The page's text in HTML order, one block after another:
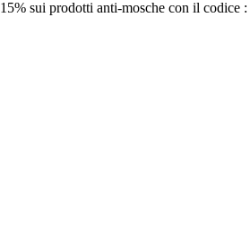
15% sui prodotti anti-mosche con il codice :